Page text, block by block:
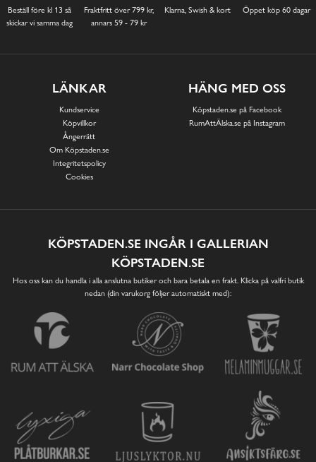
Beställ före kl 13 så
skickar vi samma dag
Fraktfritt över 799 kr,
annars 59 - 79 kr
Klarna, Swish & kort Öppet köp 60 dagar
LÄNKAR
Kundservice
Köpvillkor
Ångerrätt
Om Köpstaden.se
Integritetspolicy
Cookies
HÄNG MED OSS
Köpstaden.se på Facebook
RumAttÄlska.se på Instagram
KÖPSTADEN.SE INGÅR I GALLERIAN
KÖPSTADEN.SE
Hos oss kan du handla i alla anslutna butiker och bara betala en frakt. Klicka på valfri butik
nedan (din varukorg följer automatiskt med):